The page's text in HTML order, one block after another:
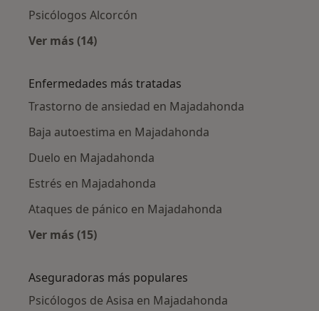
Psicólogos Alcorcón
Ver más (14)
Enfermedades más tratadas
Trastorno de ansiedad en Majadahonda
Baja autoestima en Majadahonda
Duelo en Majadahonda
Estrés en Majadahonda
Ataques de pánico en Majadahonda
Ver más (15)
Aseguradoras más populares
Psicólogos de Asisa en Majadahonda